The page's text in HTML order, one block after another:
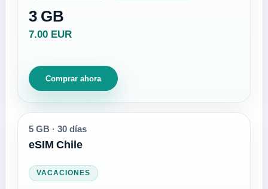
3 GB
7.00 EUR
Comprar ahora
5 GB · 30 días
eSIM Chile
VACACIONES